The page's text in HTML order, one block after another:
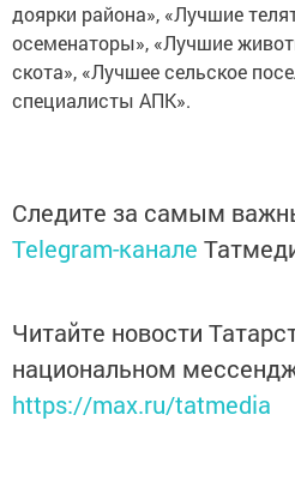
доярки района», «Лучшие
осеменаторы», «Лучшие
скота», «Лучшее сельское
специалисты АПК».
Следите за самым
Telegram-канале
Читайте новости
национальном
https://max.ru/tatmedia